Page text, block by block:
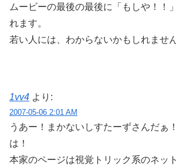
ムービーの最後の最後に「もしや！！
れます。
若い人には、わからないかもしれません
1vv4 より:
2007-05-06 2:01 AM
うあー！まかないしすたーずさんだぁ
は！
本家のページは視覚トリック系のネッ